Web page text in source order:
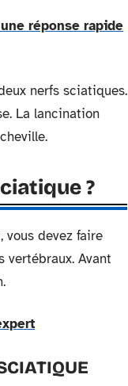
réponse rapide
nerfs sciatiques.
La lancination
?
devez faire
Avant